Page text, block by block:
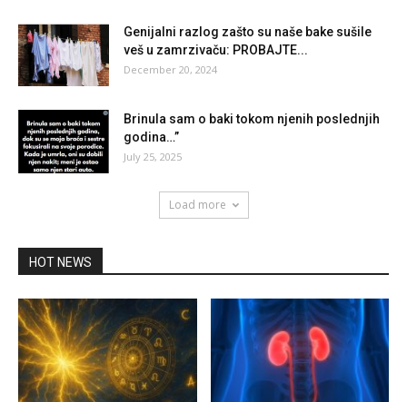
Genijalni razlog zašto su naše bake sušile
veš u zamrzivaču: PROBAJTE...
December 20, 2024
Brinula sam o baki tokom njenih poslednjih
godina…”
July 25, 2025
Load more
HOT NEWS